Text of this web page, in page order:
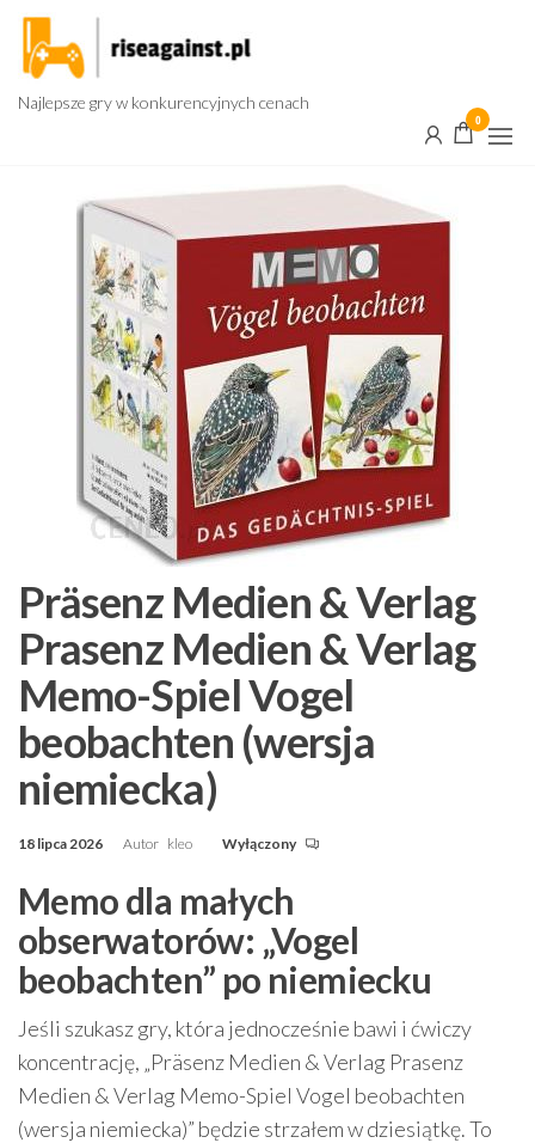
Przejdź
treści
Najlepsze gry w konkurencyjnych cenach
0
Präsenz Medien & Verlag
Prasenz Medien & Verlag
Memo-Spiel Vogel
beobachten (wersja
niemiecka)
18 lipca 2026 Autor kleo Wyłączony
Memo dla małych
obserwatorów: „Vogel
beobachten” po niemiecku
Jeśli szukasz gry, która jednocześnie bawi i ćwiczy
koncentrację, „Präsenz Medien & Verlag Prasenz
Medien & Verlag Memo-Spiel Vogel beobachten
(wersja niemiecka)” będzie strzałem w dziesiątkę. To